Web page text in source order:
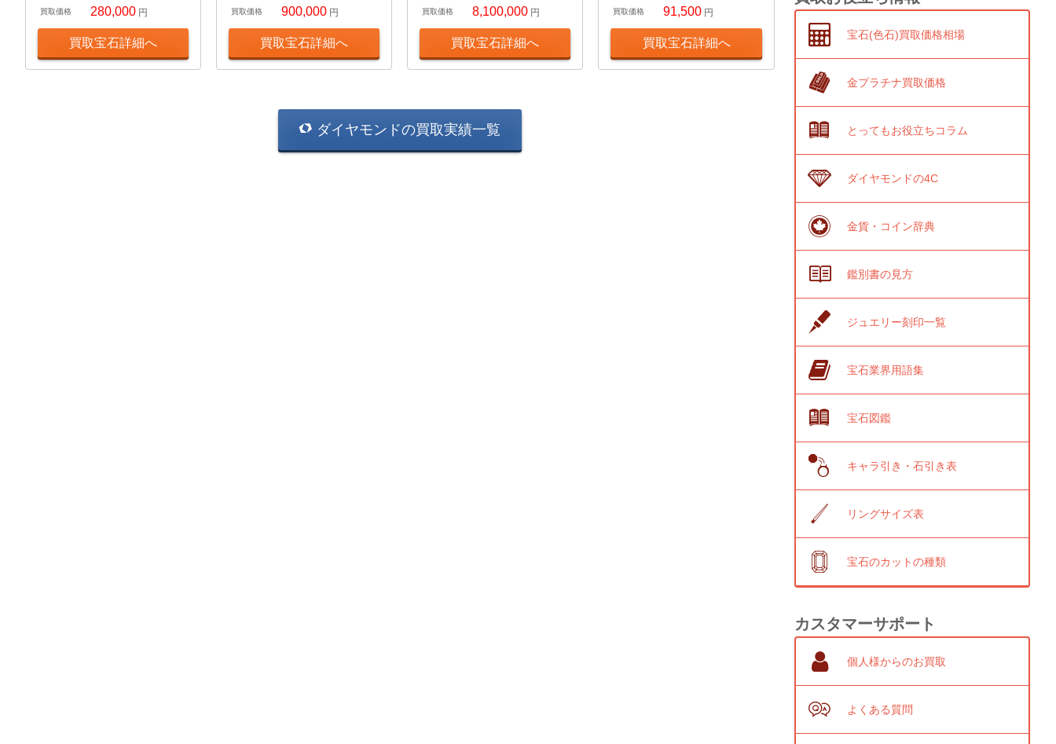
買取価格 280,000 円
買取宝石詳細へ
買取価格 900,000 円
買取宝石詳細へ
買取価格 8,100,000 円
買取宝石詳細へ
買取価格 91,500 円
買取宝石詳細へ
ダイヤモンドの買取実績一覧
宝石(色石)買取価格相場
金プラチナ買取価格
とってもお役立ちコラム
ダイヤモンドの4C
金貨・コイン辞典
鑑別書の見方
ジュエリー刻印一覧
宝石業界用語集
宝石図鑑
キャラ引き・石引き表
リングサイズ表
宝石のカットの種類
カスタマーサポート
個人様からのお買取
よくある質問